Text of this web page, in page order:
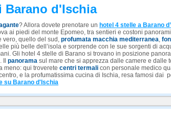
Barano d'Ischia
? Allora dovete prenotare un hotel 4 stelle a Barano
ai piedi del monte Epomeo, tra sentieri e costoni
vero, quello del sud, profumata macchia mediterranea,
più belle dell’isola e sorprende con le sue sorgenti di
Gli hotel 4 stelle di Barano si trovano in posizione
Il panorama sul mare che si apprezza dalle camere e dalle
meno: qui troverete centri termali con personale medico
e la profumatissima cucina di Ischia, resa famosi dai
su Barano d'Ischia